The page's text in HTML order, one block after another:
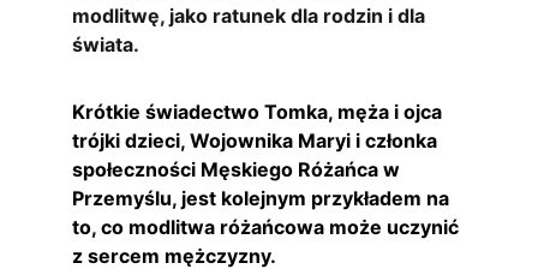
modlitwę, jako ratunek dla rodzin i dla
świata.
Krótkie świadectwo Tomka, męża i ojca
trójki dzieci, Wojownika Maryi i członka
społeczności Męskiego Różańca w
Przemyślu, jest kolejnym przykładem na
to, co modlitwa różańcowa może uczynić
z sercem mężczyzny.